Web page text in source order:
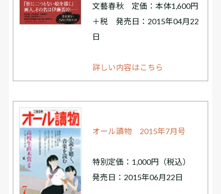
文藝春秋 定価：本体1,600円
＋税 発売日：2015年04月22
日
詳しい内容はこちら
オール讀物 2015年7月号
特別定価：1,000円（税込）
発売日：2015年06月22日